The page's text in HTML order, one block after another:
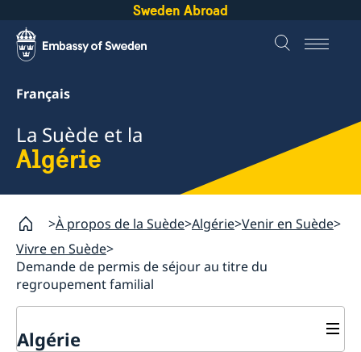
Sweden Abroad
Français
La Suède et la
Algérie
À propos de la Suède Algérie Venir en Suède
Vivre en Suède
Demande de permis de séjour au titre du
regroupement familial
Algérie